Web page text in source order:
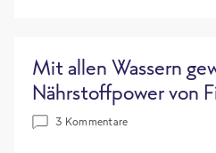
Mit allen Wassern
Nährstoffpower von
3 Kommentare